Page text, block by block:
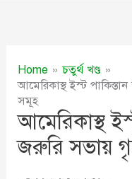
Home
চতুর্থ খণ্ড
আমেরিকাস্থ ইস্ট
সমূহ
আমেরিকাস্থ
জরুরি সভায়